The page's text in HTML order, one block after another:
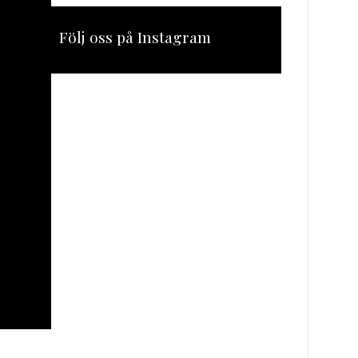
Följ oss på Instagram